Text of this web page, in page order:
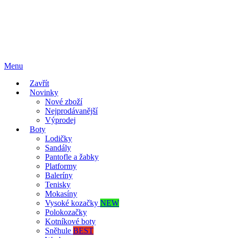
Menu
Zavřít
Novinky
Nové zboží
Nejprodávanější
Výprodej
Boty
Lodičky
Sandály
Pantofle a žabky
Platformy
Baleríny
Tenisky
Mokasíny
Vysoké kozačky NEW
Polokozačky
Kotníkové boty
Sněhule BEST